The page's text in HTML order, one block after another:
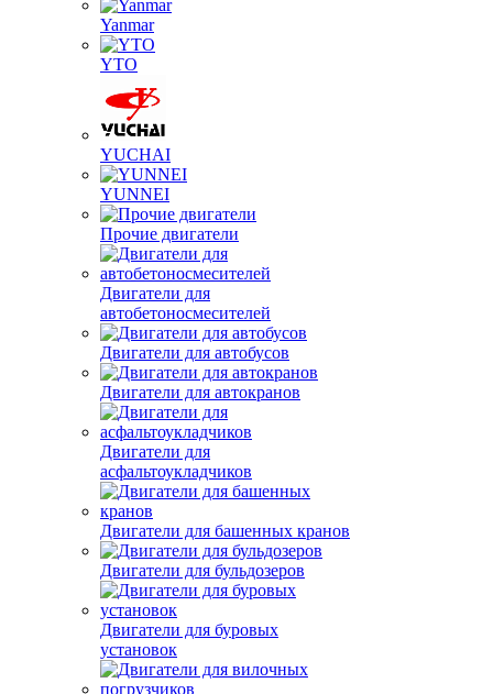
Yanmar
YTO
YUCHAI
YUNNEI
Прочие двигатели
Двигатели для
автобетоносмесителей
Двигатели для автобусов
Двигатели для автокранов
Двигатели для
асфальтоукладчиков
Двигатели для башенных кранов
Двигатели для бульдозеров
Двигатели для буровых
установок